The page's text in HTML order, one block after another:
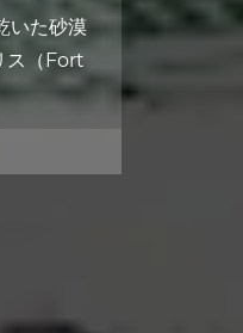
いた砂漠
ス（Fort